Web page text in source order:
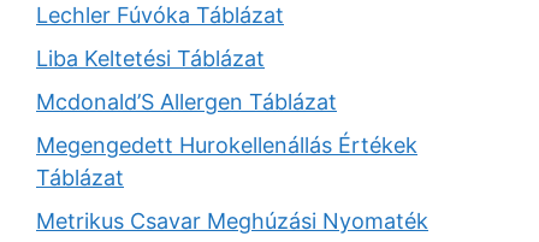
Lechler Fúvóka Táblázat
Liba Keltetési Táblázat
Mcdonald’S Allergen Táblázat
Megengedett Hurokellenállás Értékek
Táblázat
Metrikus Csavar Meghúzási Nyomaték